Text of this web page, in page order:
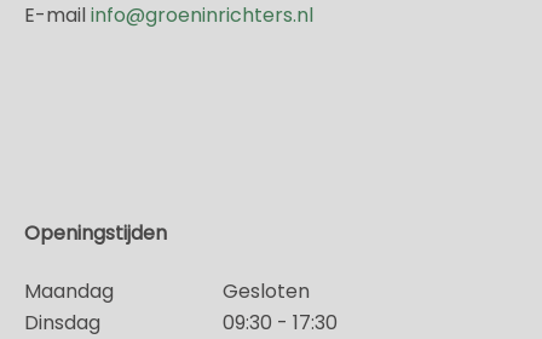
E-mailinfo@groeninrichters.nl
Openingstijden
Maandag
Gesloten
Dinsdag
09:30 - 17:30